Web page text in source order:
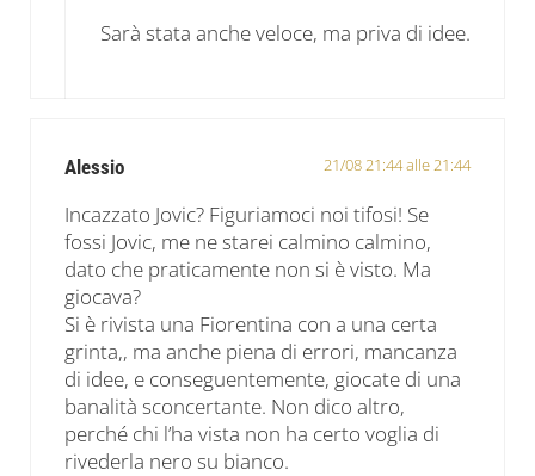
Sarà stata anche veloce, ma priva di idee.
Alessio 21/08 21:44 alle 21:44
Incazzato Jovic? Figuriamoci noi tifosi! Se
fossi Jovic, me ne starei calmino calmino,
dato che praticamente non si è visto. Ma
giocava?
Si è rivista una Fiorentina con a una certa
grinta,, ma anche piena di errori, mancanza
di idee, e conseguentemente, giocate di una
banalità sconcertante. Non dico altro,
perché chi l’ha vista non ha certo voglia di
rivederla nero su bianco.